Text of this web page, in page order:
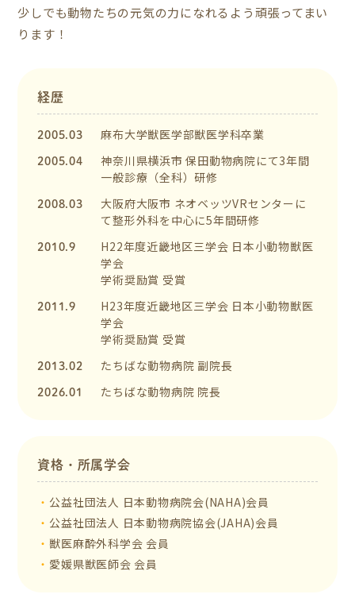
少しでも動物たちの元気の力になれるよう頑張ってまい
ります！
経歴
2005.03
麻布大学獣医学部獣医学科卒業
2005.04
神奈川県横浜市 保田動物病院にて3年間
一般診療（全科）研修
2008.03
大阪府大阪市 ネオベッツVRセンターに
て整形外科を中心に5年間研修
2010.9
H22年度近畿地区三学会 日本小動物獣医
学会
学術奨励賞 受賞
2011.9
H23年度近畿地区三学会 日本小動物獣医
学会
学術奨励賞 受賞
2013.02
たちばな動物病院 副院長
2026.01
たちばな動物病院 院長
資格・所属学会
公益社団法人 日本動物病院会(NAHA)会員
公益社団法人 日本動物病院協会(JAHA)会員
獣医麻酔外科学会 会員
愛媛県獣医師会 会員